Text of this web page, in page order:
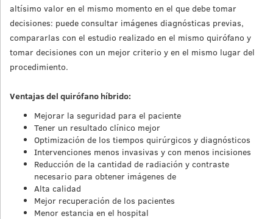
altísimo valor en el mismo momento en el que debe tomar
decisiones: puede consultar imágenes diagnósticas previas,
compararlas con el estudio realizado en el mismo quirófano y
tomar decisiones con un mejor criterio y en el mismo lugar del
procedimiento.
Ventajas del quirófano híbrido:
Mejorar la seguridad para el paciente
Tener un resultado clínico mejor
Optimización de los tiempos quirúrgicos y diagnósticos
Intervenciones menos invasivas y con menos incisiones
Reducción de la cantidad de radiación y contraste
necesario para obtener imágenes de
Alta calidad
Mejor recuperación de los pacientes
Menor estancia en el hospital